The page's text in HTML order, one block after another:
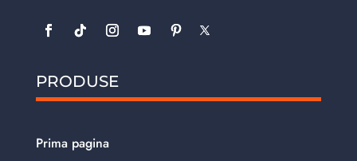
PRODUSE
Prima pagina